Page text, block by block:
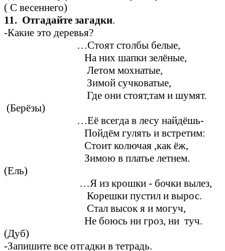
( С весеннего)
11. Отгадайте загадки.
-Какие это деревья?
…Стоят столбы белые,
На них шапки зелёные,
Летом мохнатые,
Зимой сучковатые,
Где они стоят,там и шумят.
(Берёзы)
…Её всегда в лесу найдёшь-
Пойдём гулять и встретим:
Стоит колючая ,как ёж,
Зимою в платье летнем.
(Ель)
…Я из крошки - бочки вылез,
Корешки пустил и вырос.
Стал высок я и могуч,
Не боюсь ни гроз, ни туч.
(Дуб)
-Запишите все отгадки в тетрадь.